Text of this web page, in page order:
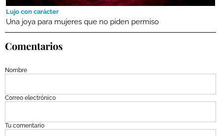
Lujo con carácter
Una joya para mujeres que no piden permiso
Comentarios
Nombre
Correo electrónico
Tu comentario